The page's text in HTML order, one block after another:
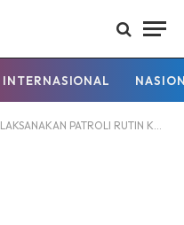
INTERNASIONAL
LAKSANAKAN PATROLI RUTIN KE SPBU BENTUK PELAYANAN POLSEK KAPUAS HULU KEPADA MASYARAKAT